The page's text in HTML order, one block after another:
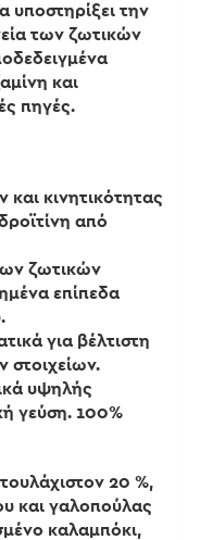
υποστηρίξει την
των ζωτικών
και
πηγές.
κινητικότητας
από
ζωτικών
επίπεδα
για βέλτιστη
υψηλής
γεύση. 100%
20 %,
και γαλοπούλας
καλαμπόκι,